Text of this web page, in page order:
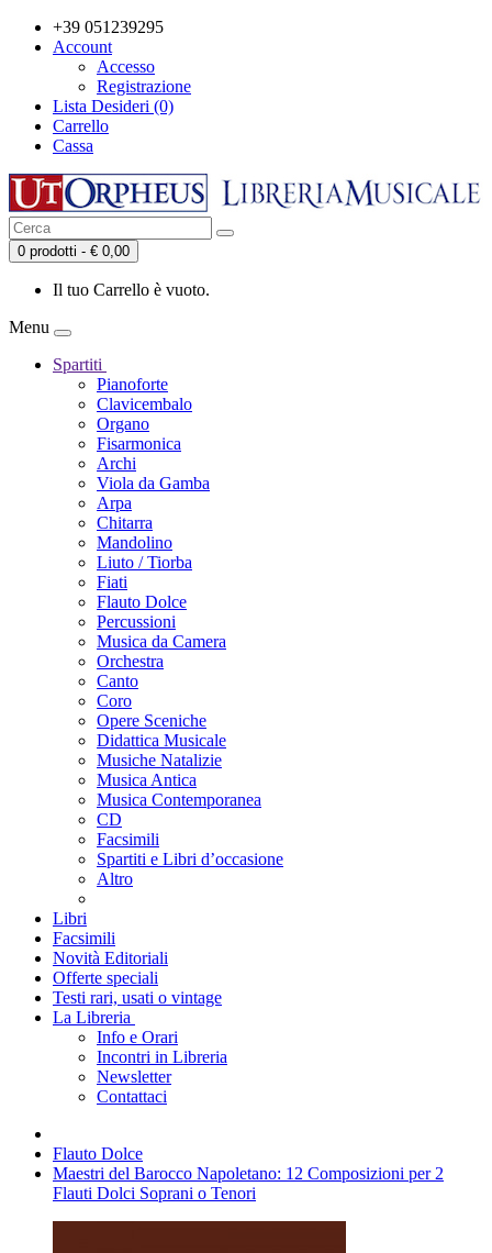
+39 051239295
Account
Accesso
Registrazione
Lista Desideri (0)
Carrello
Cassa
0 prodotti - € 0,00
Il tuo Carrello è vuoto.
Menu
Spartiti
Pianoforte
Clavicembalo
Organo
Fisarmonica
Archi
Viola da Gamba
Arpa
Chitarra
Mandolino
Liuto / Tiorba
Fiati
Flauto Dolce
Percussioni
Musica da Camera
Orchestra
Canto
Coro
Opere Sceniche
Didattica Musicale
Musiche Natalizie
Musica Antica
Musica Contemporanea
CD
Facsimili
Spartiti e Libri d’occasione
Altro
Libri
Facsimili
Novità Editoriali
Offerte speciali
Testi rari, usati o vintage
La Libreria
Info e Orari
Incontri in Libreria
Newsletter
Contattaci
Flauto Dolce
Maestri del Barocco Napoletano: 12 Composizioni per 2
Flauti Dolci Soprani o Tenori